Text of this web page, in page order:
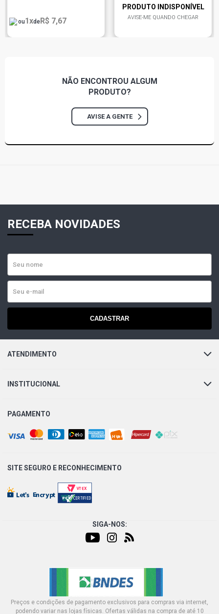
ou1xdeR$ 7,67
PRODUTO INDISPONÍVEL
AVISE-ME QUANDO CHEGAR
NÃO ENCONTROU ALGUM
PRODUTO?
AVISE A GENTE
RECEBA NOVIDADES
CADASTRAR
ATENDIMENTO
INSTITUCIONAL
PAGAMENTO
SITE SEGURO E RECONHECIMENTO
SIGA-NOS:
Preços e condições de pagamento exclusivos para compras via internet,
podendo variar nas lojas físicas. Ofertas válidas na compra de até 10